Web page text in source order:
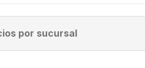
por sucursal